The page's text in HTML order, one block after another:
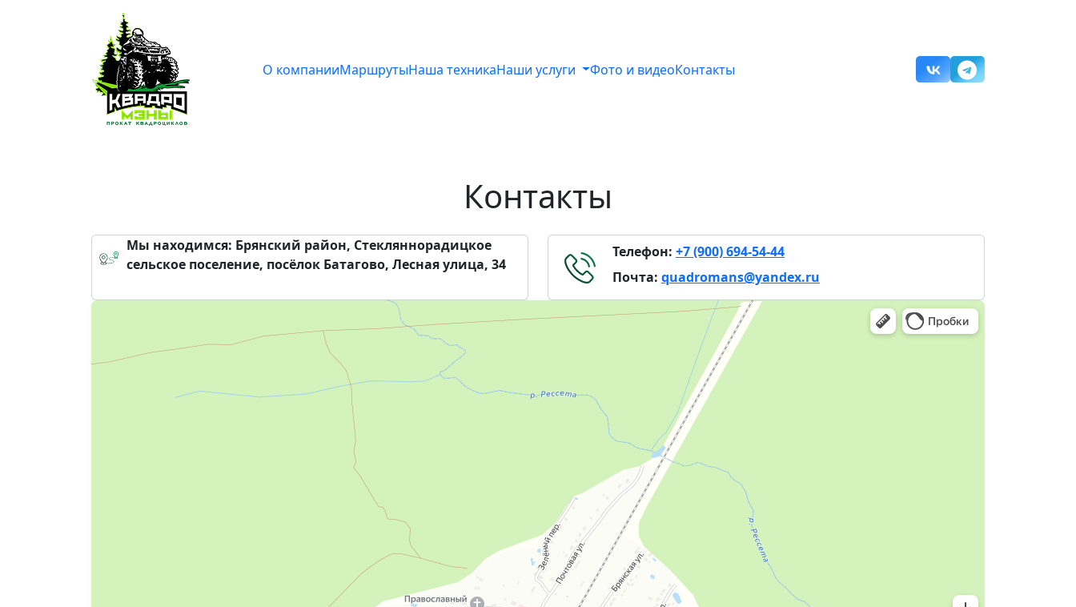
О компанииМаршрутыНаша техникаНаши услуги Фото и видеоКонтакты
Контакты
Мы находимся: Брянский район, Стекляннорадицкое
сельское поселение, посёлок Батагово, Лесная улица, 34
Телефон: +7 (900) 694-54-44
Почта: quadromans@yandex.ru